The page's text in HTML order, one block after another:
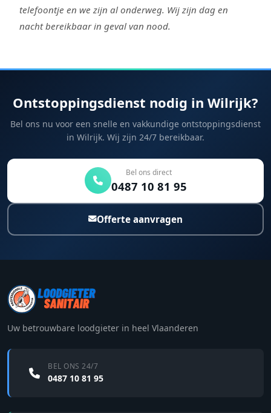
telefoontje en we zijn al onderweg. Wij zijn dag en
nacht bereikbaar in geval van nood.
Ontstoppingsdienst nodig in Wilrijk?
Bel ons nu voor een snelle en vakkundige ontstoppingsdienst
in Wilrijk. Wij zijn 24/7 bereikbaar.
Bel ons direct
0487 10 81 95
Offerte aanvragen
Uw betrouwbare loodgieter in heel Vlaanderen
BEL ONS 24/7
0487 10 81 95